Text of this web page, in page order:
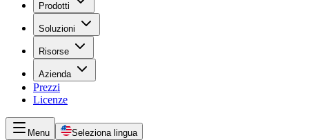
Prodotti
Soluzioni
Risorse
Azienda
Prezzi
Licenze
Menu Seleziona lingua